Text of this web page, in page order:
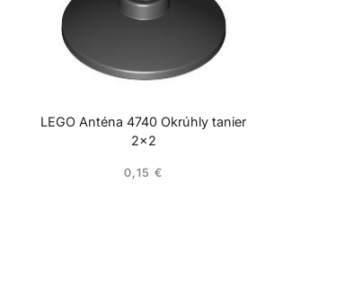
LEGO Anténa 4740 Okrúhly tanier
2×2
0,15€